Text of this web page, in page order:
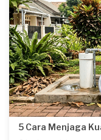
5 Cara Menjaga